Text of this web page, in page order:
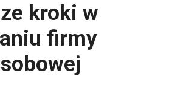
kroki w
firmy